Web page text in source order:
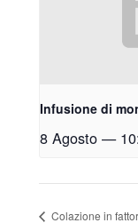
Infusione di
8 Agosto —
Colazione in